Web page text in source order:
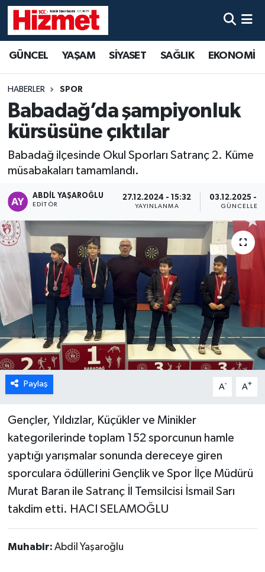
GÜNCEL YAŞAM SİYASET SAĞLIK EKONOMİ
HABERLER SPOR
Babadağ’da şampiyonluk
kürsüsüne çıktılar
Babadağ ilçesinde Okul Sporları Satranç 2. Küme
müsabakaları tamamlandı.
ABDIL YAŞAROĞLU
EDITÖR
27.12.2024 - 15:32
YAYINLANMA
03.12.2025 -
Paylaş A- A+
Gençler, Yıldızlar, Küçükler ve Minikler
kategorilerinde toplam 152 sporcunun hamle
yaptığı yarışmalar sonunda dereceye giren
sporculara ödüllerini Gençlik ve Spor İlçe Müdürü
Murat Baran ile Satranç İl Temsilcisi İsmail Sarı
takdim etti. HACI SELAMOĞLU
Muhabir: Abdil Yaşaroğlu
YAŞAM
SİYASET
SAĞLIK
EKONOMİ
KÜLTÜR SANAT
SPOR
MAGAZİN
ÖZEL HABER
DTO
RESMİ REKLAM
Denizli Hava Durumu
Denizli Trafik Yoğunluk Haritası
Süper Lig Puan Durumu ve Fikstür
Tüm Manşetler
Son Dakika Haberleri
Haber Arşivi